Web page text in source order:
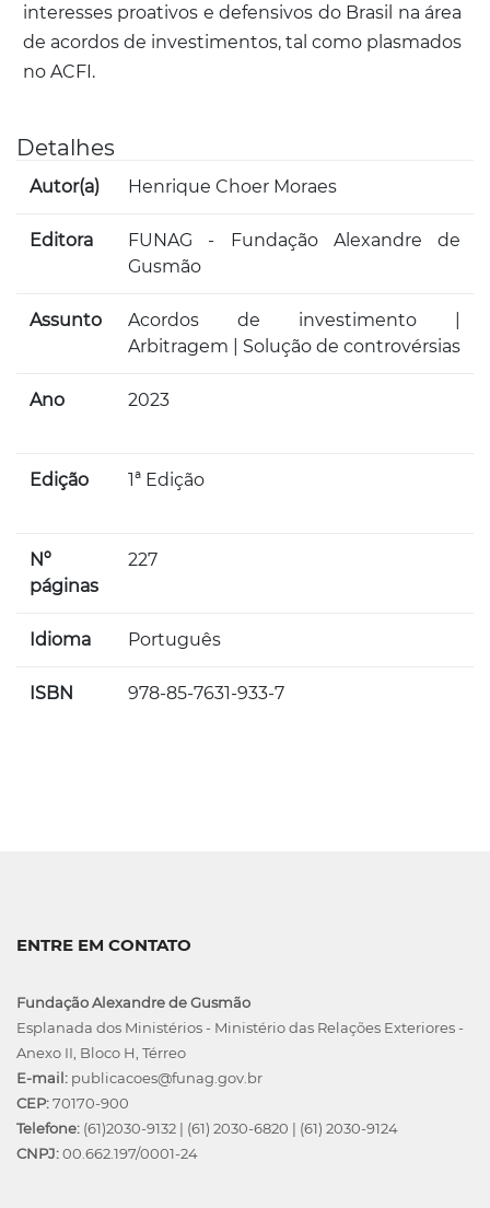
interesses proativos e defensivos do Brasil na área
de acordos de investimentos, tal como plasmados
no ACFI.
Detalhes
Autor(a) Henrique Choer Moraes
Editora
FUNAG - Fundação Alexandre de
Gusmão
Assunto
Acordos de investimento |
Arbitragem | Solução de controvérsias
Ano 2023
Edição 1ª Edição
Nº
páginas
227
Idioma Português
ISBN 978-85-7631-933-7
ENTRE EM CONTATO
Fundação Alexandre de Gusmão
Esplanada dos Ministérios - Ministério das Relações Exteriores -
Anexo II, Bloco H, Térreo
E-mail: publicacoes@funag.gov.br
CEP:70170-900
Telefone: (61)2030-9132 | (61) 2030-6820 | (61) 2030-9124
CNPJ:00.662.197/0001-24